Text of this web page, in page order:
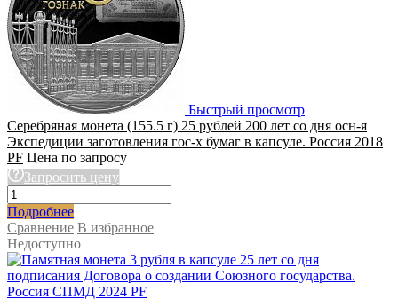
Быстрый просмотр
Серебряная монета (155.5 г) 25 рублей 200 лет со дня осн-я
Экспедиции заготовления гос-х бумаг в капсуле. Россия 2018
PF Цена по запросу
Запросить цену
Подробнее
Сравнение В избранное
Недоступно